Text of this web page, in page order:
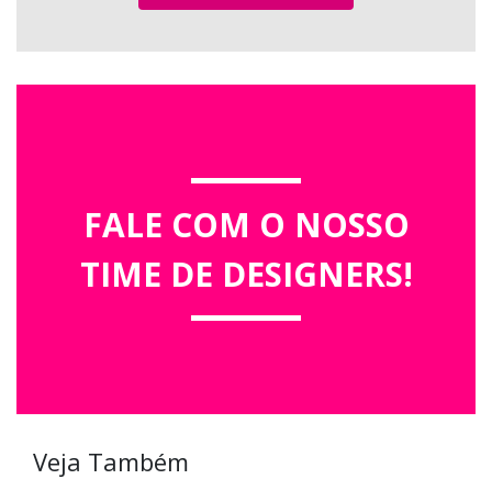
FALE COM O NOSSO
TIME DE DESIGNERS!
Veja Também